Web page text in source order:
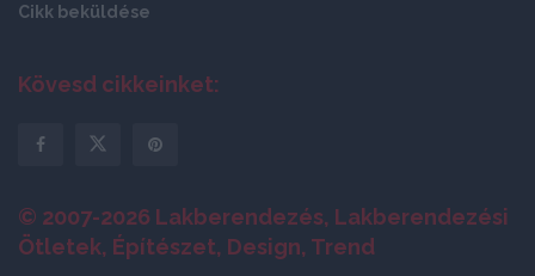
Cikk beküldése
Kövesd cikkeinket:
© 2007-2026 Lakberendezés, Lakberendezési
Ötletek, Építészet, Design, Trend